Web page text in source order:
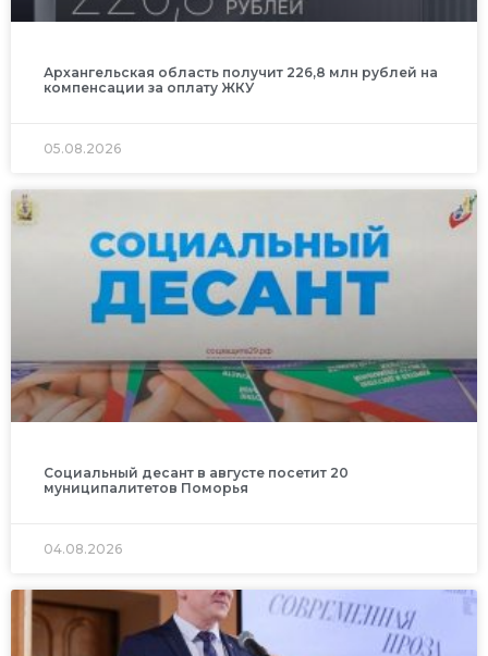
Архангельская область получит 226,8 млн рублей на
компенсации за оплату ЖКУ
05.08.2026
Социальный десант в августе посетит 20
муниципалитетов Поморья
04.08.2026